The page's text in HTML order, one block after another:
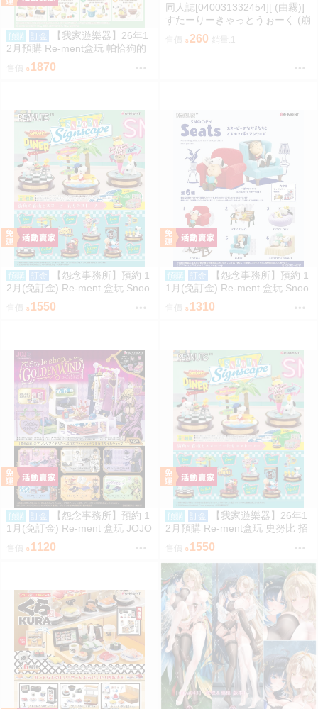
預購 訂金
【我家遊樂器】26年1
2月預購 Re-ment盒玩 帕恰狗的
鬆軟食譜
1870
同人誌[040031332454][ (由霧)]
すたーりーきゃっとうぉーく (崩
壞星穹鐵道)刃 景元
260 銷量:1
預購 訂金
【怨念事務所】預約 1
2月(免訂金) Re-ment 盒玩 Snoo
py 史努比 街角招牌場景 中盒6入
0823
售價 1550
預購 訂金
【怨念事務所】預約 1
1月(免訂金) Re-ment 盒玩 Snoo
py 史努比 悠閒座椅場景 中盒6入
0823
售價 1310
預購 訂金
【怨念事務所】預約 1
1月(免訂金) Re-ment 盒玩 JOJO
的奇妙冒險 服裝精品店 黃金之風
中盒6入 0823
1120
預購 訂金
【我家遊樂器】26年1
2月預購 Re-ment盒玩 史努比 招
牌景觀1550